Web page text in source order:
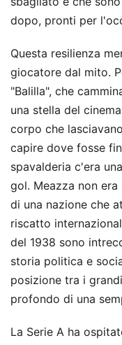
dopo, pronti per
Questa resilienza
giocatore dal mito.
"Balilla", che
una stella del
corpo che
capire dove fosse
spavalderia c'era
gol. Meazza non
di una nazione che
riscatto
del 1938 sono
storia politica e
posizione tra i
profondo di una
La Serie A ha